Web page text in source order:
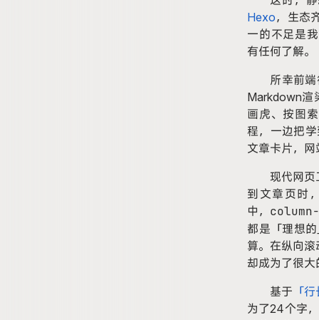
Hexo ，生态
一的不足是
有任何了解。
所幸前
Markdown渲
画虎、按图
程，一边把
文章卡片，
现代网页
到文章页时
中，
都是「理想
算。在纵向
却成为了很大
基于 「
为了24个字